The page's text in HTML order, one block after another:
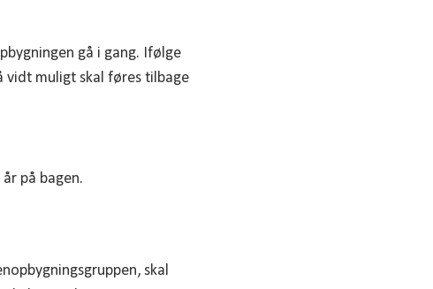
gå i gang. Ifølge
vidt muligt skal føres tilbage
på bagen.
skal